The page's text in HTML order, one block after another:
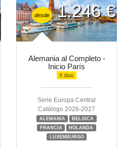
Alemania al Completo -
Inicio París
8 dias
Serie Europa Central
Catálogo 2026-2027
ALEMANIA
BELGICA
FRANCIA
HOLANDA
LUXEMBURGO
desde 1.246 €